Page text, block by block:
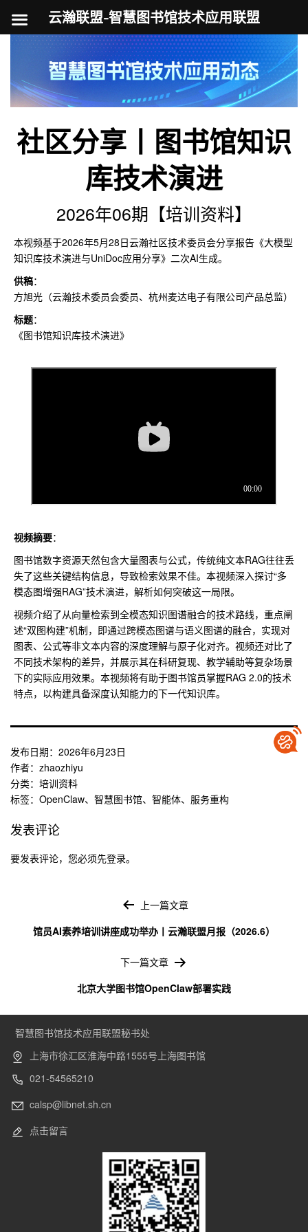
内
容
社区分享丨图书馆知识
库技术演进
2026年06期【培训资料】
本视频基于2026年5月28日云瀚社区技术委员会分享报告《大模型
知识库技术演进与UniDoc应用分享》二次AI生成。
供稿：
方旭光（云瀚技术委员会委员、杭州麦达电子有限公司产品总监）
标题：
《图书馆知识库技术演进》
视频摘要：
图书馆数字资源天然包含大量图表与公式，传统纯文本RAG往往丢
失了这些关键结构信息，导致检索效果不佳。本视频深入探讨“多
模态图增强RAG”技术演进，解析如何突破这一局限。
视频介绍了从向量检索到全模态知识图谱融合的技术路线，重点阐
述“双图构建”机制，即通过跨模态图谱与语义图谱的融合，实现对
图表、公式等非文本内容的深度理解与原子化对齐。视频还对比了
不同技术架构的差异，并展示其在科研复现、教学辅助等复杂场景
下的实际应用效果。本视频将有助于图书馆员掌握RAG 2.0的技术
特点，以构建具备深度认知能力的下一代知识库。
发布日期： 2026年6月23日
作者： zhaozhiyu
分类： 培训资料
标签： OpenClaw、 智慧图书馆、 智能体、 服务重构
发表评论
要发表评论，您必须先登录。
上一篇文章
馆员AI素养培训讲座成功举办丨云瀚联盟月报（2026.6）
下一篇文章
北京大学图书馆OpenClaw部署实践
智慧图书馆技术应用联盟秘书处
上海市徐汇区淮海中路1555号上海图书馆
021-54565210
calsp@libnet.sh.cn
点击留言
云瀚联盟-智慧图书馆技术应用联盟